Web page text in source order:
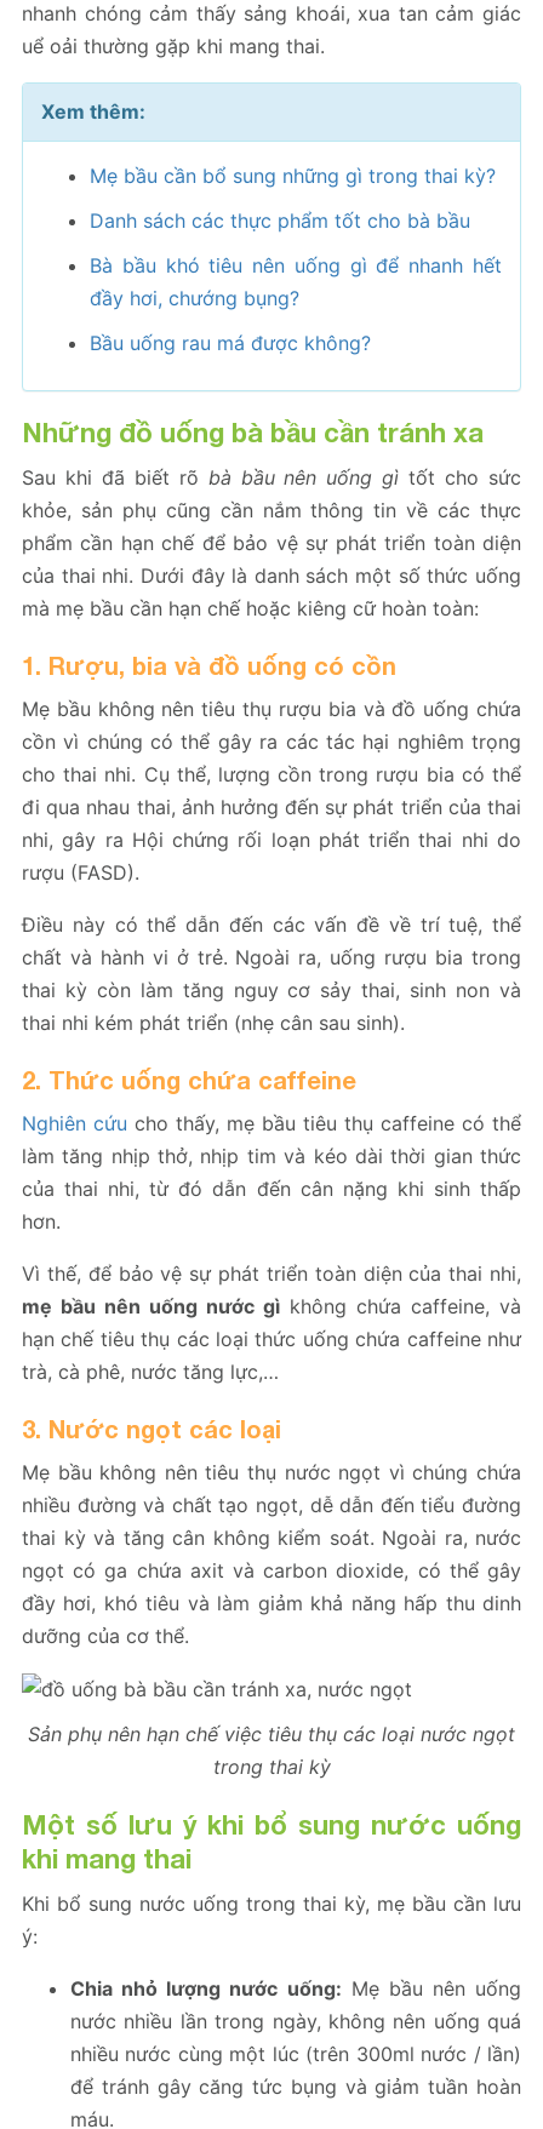
nhanh chóng cảm thấy sảng khoái, xua tan cảm giác
uể oải thường gặp khi mang thai.
Xem thêm:
Mẹ bầu cần bổ sung những gì trong thai kỳ?
Danh sách các thực phẩm tốt cho bà bầu
Bà bầu khó tiêu nên uống gì để nhanh hết
đầy hơi, chướng bụng?
Bầu uống rau má được không?
Những đồ uống bà bầu cần tránh xa
Sau khi đã biết rõ bà bầu nên uống gì tốt cho sức
khỏe, sản phụ cũng cần nắm thông tin về các thực
phẩm cần hạn chế để bảo vệ sự phát triển toàn diện
của thai nhi. Dưới đây là danh sách một số thức uống
mà mẹ bầu cần hạn chế hoặc kiêng cữ hoàn toàn:
1. Rượu, bia và đồ uống có cồn
Mẹ bầu không nên tiêu thụ rượu bia và đồ uống chứa
cồn vì chúng có thể gây ra các tác hại nghiêm trọng
cho thai nhi. Cụ thể, lượng cồn trong rượu bia có thể
đi qua nhau thai, ảnh hưởng đến sự phát triển của thai
nhi, gây ra Hội chứng rối loạn phát triển thai nhi do
rượu (FASD).
Điều này có thể dẫn đến các vấn đề về trí tuệ, thể
chất và hành vi ở trẻ. Ngoài ra, uống rượu bia trong
thai kỳ còn làm tăng nguy cơ sảy thai, sinh non và
thai nhi kém phát triển​ (nhẹ cân sau sinh).
2. Thức uống chứa caffeine
Nghiên cứu cho thấy, mẹ bầu tiêu thụ caffeine có thể
làm tăng nhịp thở, nhịp tim và kéo dài thời gian thức
của thai nhi, từ đó dẫn đến cân nặng khi sinh thấp
hơn.
Vì thế, để bảo vệ sự phát triển toàn diện của thai nhi,
mẹ bầu nên uống nước gì không chứa caffeine, và
hạn chế tiêu thụ các loại thức uống chứa caffeine như
trà, cà phê, nước tăng lực,…
3. Nước ngọt các loại
Mẹ bầu không nên tiêu thụ nước ngọt vì chúng chứa
nhiều đường và chất tạo ngọt, dễ dẫn đến tiểu đường
thai kỳ và tăng cân không kiểm soát. Ngoài ra, nước
ngọt có ga chứa axit và carbon dioxide, có thể gây
đầy hơi, khó tiêu và làm giảm khả năng hấp thu dinh
dưỡng của cơ thể.
Sản phụ nên hạn chế việc tiêu thụ các loại nước ngọt
trong thai kỳ
Một số lưu ý khi bổ sung nước uống
khi mang thai
Khi bổ sung nước uống trong thai kỳ, mẹ bầu cần lưu
ý:
Chia nhỏ lượng nước uống: Mẹ bầu nên uống
nước nhiều lần trong ngày, không nên uống quá
nhiều nước cùng một lúc (trên 300ml nước / lần)
để tránh gây căng tức bụng và giảm tuần hoàn
máu.